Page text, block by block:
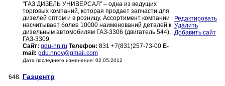
"ГАЗ ДИЗЕЛЬ УНИВЕРСАЛ" – одна из ведущих
торговых компаний, которая продает запчасти для
дизелей оптом и в розницу. Ассортимент компании
насчитывает более 10000 наименований деталей к
дизельным автомобилям ГАЗ-3306 (двигатель 544),
ГАЗ-3309
Сайт: gdu-nn.ru Телефон: 831 +7(831)257-73-00 E-
mail: gdu.nnov@gmail.com
Дата последнего изменения: 02.05.2012
Редактировать
Удалить
Добавить сайт
648. Газцентр